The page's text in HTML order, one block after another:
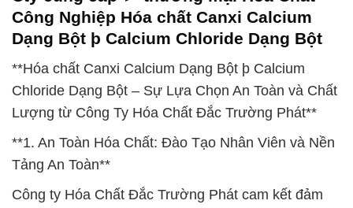
Công Nghiệp Hóa chất Canxi Calcium
Dạng Bột þ Calcium Chloride Dạng Bột
**Hóa chất Canxi Calcium Dạng Bột þ Calcium
Chloride Dạng Bột – Sự Lựa Chọn An Toàn và Chất
Lượng từ Công Ty Hóa Chất Đắc Trường Phát**
**1. An Toàn Hóa Chất: Đào Tạo Nhân Viên và Nền
Tảng An Toàn**
Công ty Hóa Chất Đắc Trường Phát cam kết đảm